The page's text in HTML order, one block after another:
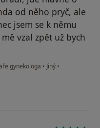
od něho pryč, ale
jsem se k němu
vzal zpět už bych
gynekologa • Jiný •